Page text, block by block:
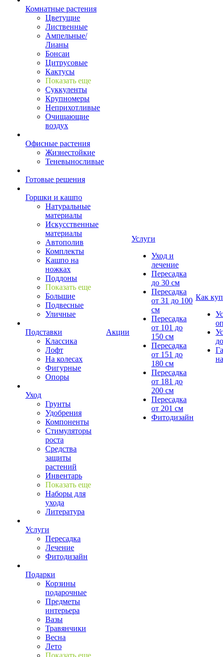
Комнатные растения
Цветущие
Лиственные
Ампельные/
Лианы
Бонсаи
Цитрусовые
Кактусы
Показать еще
Суккуленты
Крупномеры
Неприхотливые
Очищающие
воздух
Офисные растения
Жизнестойкие
Теневыносливые
Готовые решения
Горшки и кашпо
Натуральные
материалы
Искусственные
материалы
Автополив
Комплекты
Кашпо на
ножках
Поддоны
Показать еще
Большие
Подвесные
Уличные
Подставки
Классика
Лофт
На колесах
Фигурные
Опоры
Уход
Грунты
Удобрения
Компоненты
Стимуляторы
роста
Средства
защиты
растений
Инвентарь
Показать еще
Наборы для
ухода
Литература
Услуги
Пересадка
Лечение
Фитодизайн
Подарки
Корзины
подарочные
Предметы
интерьера
Вазы
Травянчики
Весна
Лето
Акции
Услуги
Уход и
лечение
Пересадка
до 30 см
Пересадка
от 31 до 100
см
Пересадка
от 101 до
150 см
Пересадка
от 151 до
180 см
Пересадка
от 181 до
200 см
Пересадка
от 201 см
Фитодизайн
Как